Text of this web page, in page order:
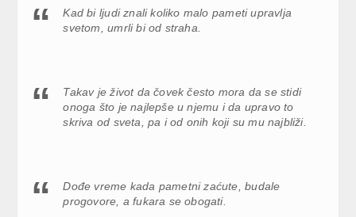
Kad bi ljudi znali koliko malo pameti upravlja
svetom, umrli bi od straha.
Takav je život da čovek često mora da se stidi
onoga što je najlepše u njemu i da upravo to
skriva od sveta, pa i od onih koji su mu najbliži.
Dođe vreme kada pametni zaćute, budale
progovore, a fukara se obogati.